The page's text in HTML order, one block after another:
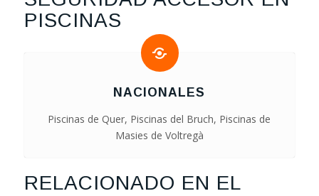
PISCINAS
NACIONALES
Piscinas de Quer, Piscinas del Bruch, Piscinas de
Masies de Voltregà
RELACIONADO EN EL